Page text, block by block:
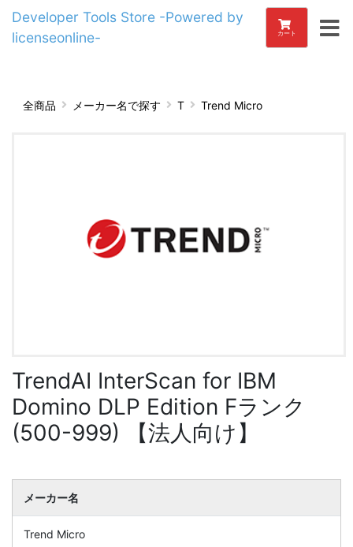
Developer Tools Store -Powered by
licenseonline-
カート
全商品 メーカー名で探す T Trend Micro
TrendAI InterScan for IBM
Domino DLP Edition Fランク
(500-999) 【法人向け】
メーカー名
Trend Micro